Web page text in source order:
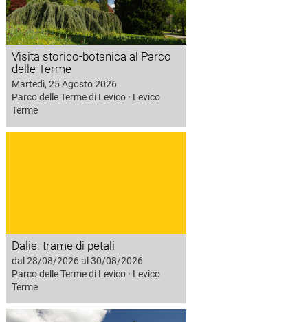
Visita storico-botanica al Parco
delle Terme
Martedì, 25 Agosto 2026
Parco delle Terme di Levico · Levico
Terme
Dalie: trame di petali
dal 28/08/2026 al 30/08/2026
Parco delle Terme di Levico · Levico
Terme